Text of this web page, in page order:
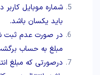
شماره موبایل
باید یکسان باشد.
در صورت عدم ثبت
مبلغ به حساب